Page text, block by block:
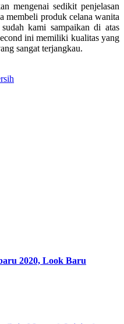
mengenai sedikit penjelasan
membeli produk celana wanita
kami sampaikan di atas
ini memiliki kualitas yang
sangat terjangkau.
2020, Look Baru